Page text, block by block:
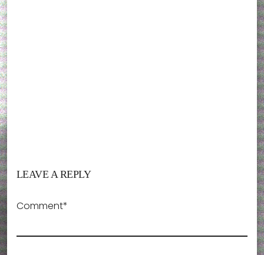
LEAVE A REPLY
Comment*